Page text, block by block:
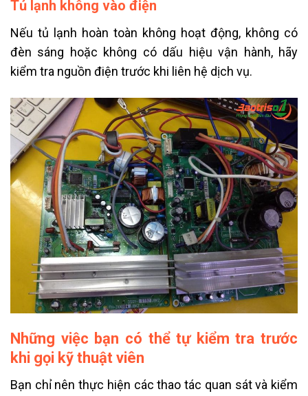
Tủ lạnh không vào điện
Nếu tủ lạnh hoàn toàn không hoạt động, không có
đèn sáng hoặc không có dấu hiệu vận hành, hãy
kiểm tra nguồn điện trước khi liên hệ dịch vụ.
Những việc bạn có thể tự kiểm tra trước
khi gọi kỹ thuật viên
Bạn chỉ nên thực hiện các thao tác quan sát và kiểm